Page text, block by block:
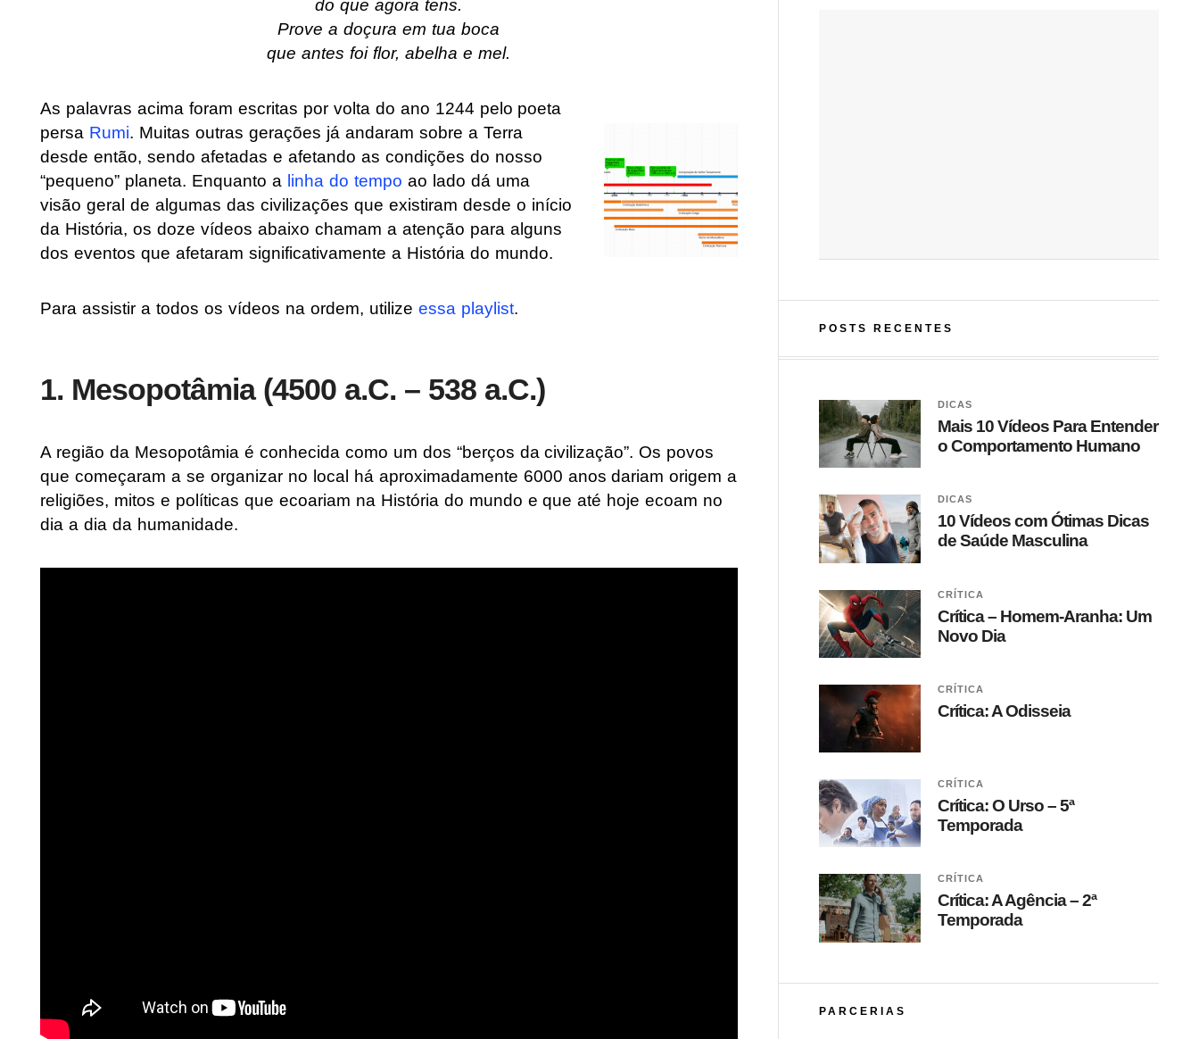
do que agora tens.
Prove a doçura em tua boca
que antes foi flor, abelha e mel.
As palavras acima foram escritas por volta do ano 1244 pelo poeta
persa Rumi. Muitas outras gerações já andaram sobre a Terra
desde então, sendo afetadas e afetando as condições do nosso
“pequeno” planeta. Enquanto a linha do tempo ao lado dá uma
visão geral de algumas das civilizações que existiram desde o início
da História, os doze vídeos abaixo chamam a atenção para alguns
dos eventos que afetaram significativamente a História do mundo.
Para assistir a todos os vídeos na ordem, utilize essa playlist.
1. Mesopotâmia (4500 a.C. – 538 a.C.)
A região da Mesopotâmia é conhecida como um dos “berços da civilização”. Os povos
que começaram a se organizar no local há aproximadamente 6000 anos dariam origem a
religiões, mitos e políticas que ecoariam na História do mundo e que até hoje ecoam no
dia a dia da humanidade.
POSTS RECENTES
DICAS
Mais 10 Vídeos Para Entender
o Comportamento Humano
DICAS
10 Vídeos com Ótimas Dicas
de Saúde Masculina
CRÍTICA
Crítica – Homem-Aranha: Um
Novo Dia
CRÍTICA
Crítica: A Odisseia
CRÍTICA
Crítica: O Urso – 5ª
Temporada
CRÍTICA
Crítica: A Agência – 2ª
Temporada
PARCERIAS